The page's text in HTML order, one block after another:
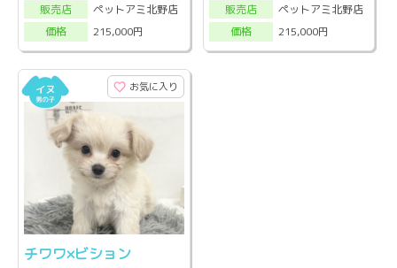
販売店
ペットアミ北野店
価格
215,000円
販売店
ペットアミ北野店
価格
215,000円
お気に入り
チワワ×ビション